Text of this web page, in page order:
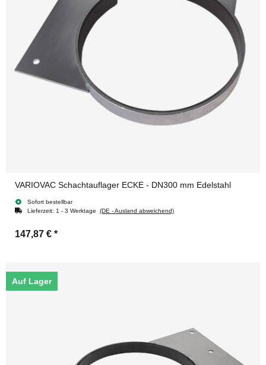
VARIOVAC Schachtauflager ECKE - DN300 mm Edelstahl
Sofort bestellbar
Lieferzeit: 1 - 3 Werktage (DE - Ausland abweichend)
147,87 € *
Auf Lager